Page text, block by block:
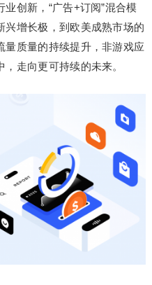
创新，“广告+订阅”混合模
兴增长极，到欧美成熟市场的
量质量的持续提升，非游戏应
走向更可持续的未来。